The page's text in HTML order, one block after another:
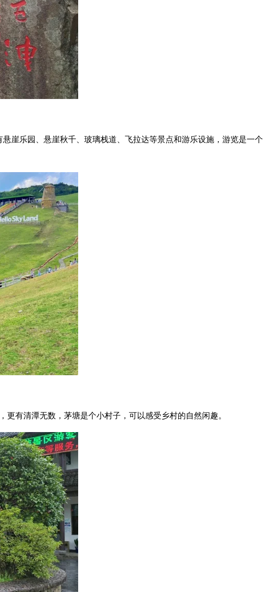
崖乐园、悬崖秋千、玻璃栈道、飞拉达等景点和游乐设施，游览是一个
有清潭无数，茅塘是个小村子，可以感受乡村的自然闲趣。